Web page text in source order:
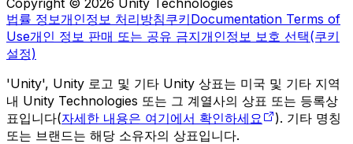
법률 정보개인정보 처리방침쿠키Documentation Terms of
Use개인 정보 판매 또는 공유 금지개인정보 보호 선택(쿠키
설정)
'Unity', Unity 로고 및 기타 Unity 상표는 미국 및 기타 지역
내 Unity Technologies 또는 그 계열사의 상표 또는 등록상
표입니다(자세한 내용은 여기에서 확인하세요
). 기타 명칭
또는 브랜드는 해당 소유자의 상표입니다.